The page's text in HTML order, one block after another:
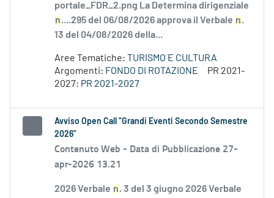
portale_FDR_2.png La Determina dirigenziale
n....295 del 06/08/2026 approva il Verbale n.
13 del 04/08/2026 della...
Aree Tematiche: TURISMO E CULTURA
Argomenti: FONDO DI ROTAZIONE
PR 2021-
2027: PR 2021-2027
Avviso Open Call “Grandi Eventi Secondo Semestre
2026”
Contenuto Web - Data di Pubblicazione 27-
apr-2026 13.21
2026 Verbale n. 3 del 3 giugno 2026 Verbale